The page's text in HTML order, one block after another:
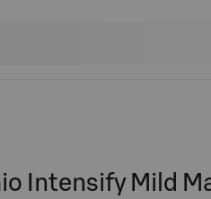
Intensify Mild